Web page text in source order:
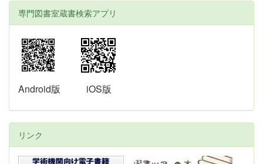
専門図書室蔵書検索アプリ
Android版 iOS版
リンク